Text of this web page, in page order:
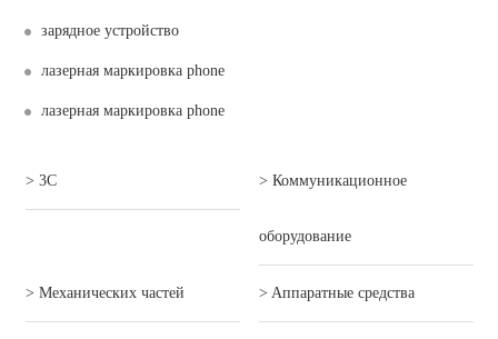
зарядное устройство
лазерная маркировка phone
лазерная маркировка phone
> 3C > Коммуникационное
оборудование
> Механических частей > Aппаратные средства